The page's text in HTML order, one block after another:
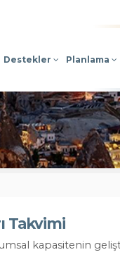
Destekler Planlama
Takvimi
kapasitenin